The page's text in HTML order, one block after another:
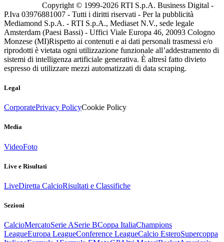
Copyright © 1999-2026 RTI S.p.A. Business Digital -
P.Iva 03976881007 - Tutti i diritti riservati - Per la pubblicità
Mediamond S.p.A. - RTI S.p.A., Mediaset N.V., sede legale
Amsterdam (Paesi Bassi) - Uffici Viale Europa 46, 20093 Cologno
Monzese (MI)Rispetto ai contenuti e ai dati personali trasmessi e/o
riprodotti è vietata ogni utilizzazione funzionale all’addestramento di
sistemi di intelligenza artificiale generativa. È altresì fatto divieto
espresso di utilizzare mezzi automatizzati di data scraping.
Legal
CorporatePrivacy PolicyCookie Policy
Media
VideoFoto
Live e Risultati
LiveDiretta CalcioRisultati e Classifiche
Sezioni
CalcioMercatoSerie ASerie BCoppa ItaliaChampions
LeagueEuropa LeagueConference LeagueCalcio EsteroSupercoppa